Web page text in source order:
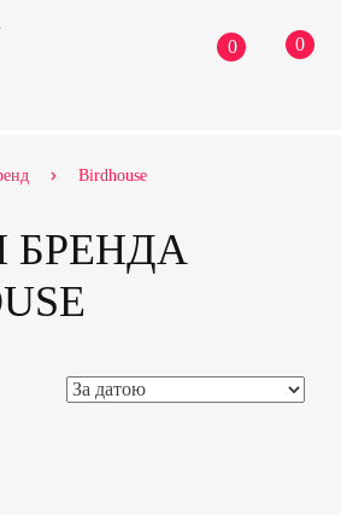
0 0
Birdhouse
БРЕНДА